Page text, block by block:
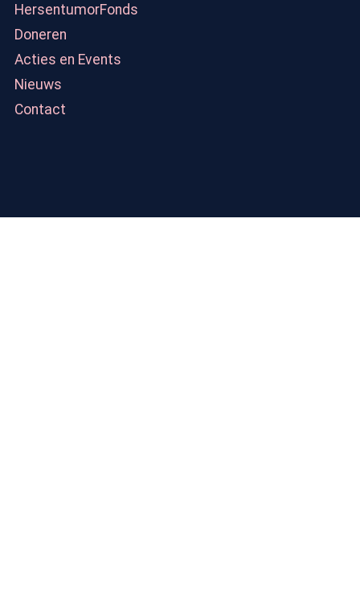
HersentumorFonds
Doneren
Acties en Events
Nieuws
Contact